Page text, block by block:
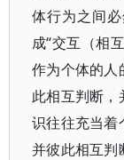
体行为之间
成“交互（相
作为个体的人
此相互判断，
识往往充当着
并彼此相互判